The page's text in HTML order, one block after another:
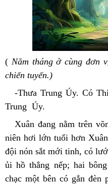
( Năm tháng ở cùng đơn
chiến tuyến.)
-Thưa Trung Úy. Có
Trung  Úy.
Xuân đang nằm trên
niên hơi lớn tuổi hơn
đội nón sắt mới tinh, có
ủi hồ thẳng nếp; hai
chạc một bên có gắn đèn